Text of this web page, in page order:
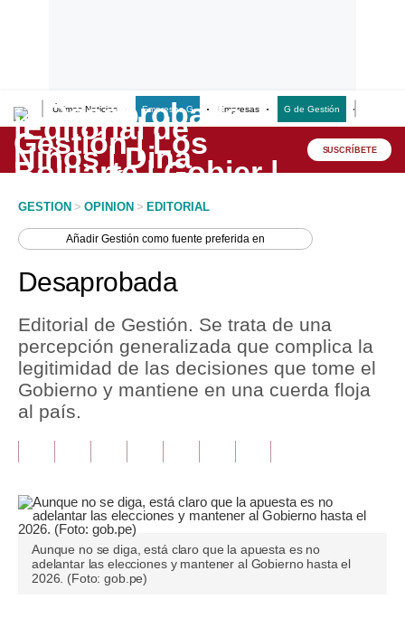
Últimas Noticias Empresas G Empresas G de Gestión
Lo último
Peru Quiosco
Economía
Mercados
Perú
Política
Tu Dinero
Inmobiliarias
Plus G
Opinión
SUSCRÍBETE
GESTION > OPINION > EDITORIAL
AñadirGestión como fuente preferida en
Desaprobada
Editorial de Gestión. Se trata de una
percepción generalizada que complica la
legitimidad de las decisiones que tome el
Gobierno y mantiene en una cuerda floja
al país.
Aunque no se diga, está claro que la apuesta es no
adelantar las elecciones y mantener al Gobierno hasta el
2026. (Foto: gob.pe)